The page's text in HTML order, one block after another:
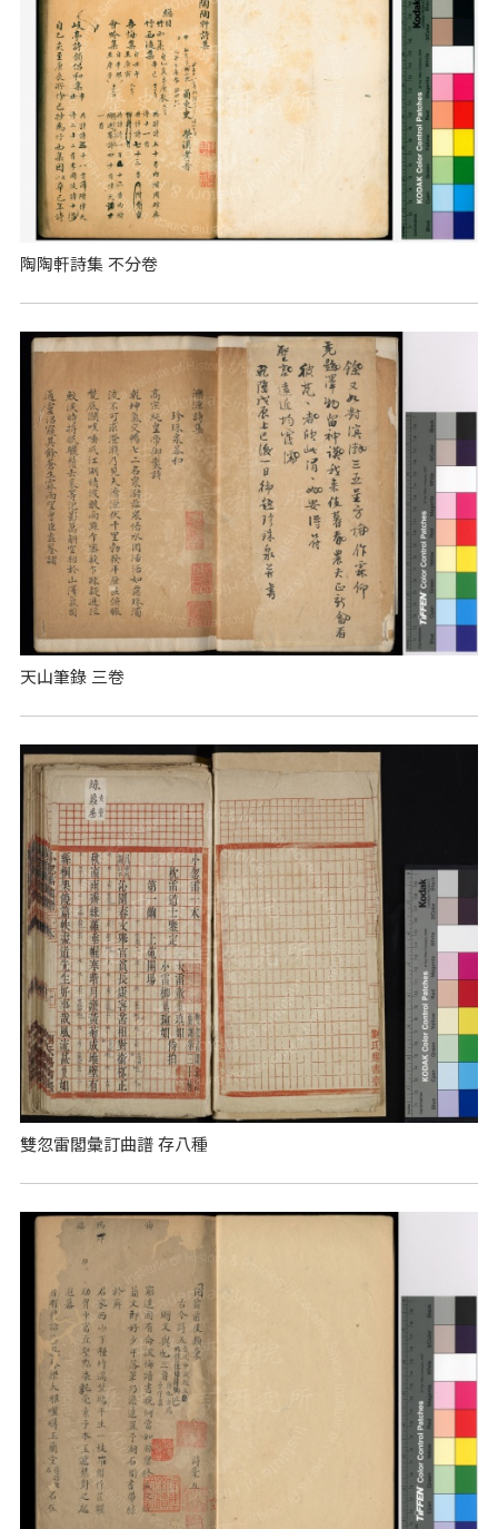
陶陶軒詩集 不分卷
天山筆錄 三卷
雙忽雷閣彙訂曲譜 存八種